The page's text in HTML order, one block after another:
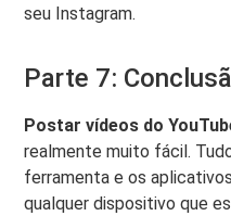
seu Instagram.
Parte 7:
Postar vídeos do
realmente muito fácil.
ferramenta e os
qualquer dispositivo que